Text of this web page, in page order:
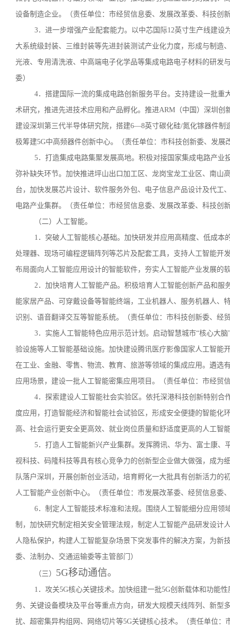
设备制造企业。（责任单位：市经贸信息委、发展改革委、科技创
3．进一步增强产业配套能力。以中芯国际12英寸生产线建
大系统级封装、三维封装等先进封装测试产业化力度，形成与制
光液、专用清洗液、中高端电子化学品等集成电路电子材料的研发
委）
4．搭建国际一流的集成电路创新服务平台。支持建设一批
术研究，推进先进技术应用和产品孵化。推进ARM（中国）深圳
建设深圳第三代半导体研究院，搭建6—8英寸碳化硅/氮化镓器件
极筹建5G中高频器件创新中心。（责任单位：市科技创新委、发展
5．打造集成电路集聚发展高地。积极对接国家集成电路产
弥补缺失环节。加快推进坪山出口加工区、龙岗宝龙工业区、南
台，加快发展芯片设计、软件服务外包、电子信息产品设计及代
电路产业集群。（责任单位：市经贸信息委、发展改革委、科技创
（二）人工智能。
1．突破人工智能核心基础。加快研发并应用高精度、低成
处理器、现场可编程逻辑阵列等芯片及配套工具，支持人工智能
布局面向人工智能应用设计的智能软件，夯实人工智能产业发展的
2．加快培育人工智能产品。积极培育人工智能创新产品和
能家居产品、可穿戴设备等智能终端，工业机器人、服务机器人
识别、语音翻译交互等智能系统。（责任单位：市科技创新委、经
3．实施人工智能特色应用示范计划。启动智慧城市“核心大
验设施等人工智能基础设施。加快建设腾讯医疗影像国家人工智能
在工业、金融、零售、物流、教育、旅游等领域的集成应用。遴选
应用场景，建设一批人工智能密集应用项目。（责任单位：市经贸
4．探索建设人工智能社会实验区。依托深港科技创新特别
度应用，打造智能经济和智能社会试验区，形成安全便捷的智能
高、社会运行更安全更高效、就业岗位质量和舒适度更高的人工智
5．打造人工智能新兴产业集群。发挥腾讯、华为、富士康
视科技、码隆科技等具有核心竞争力的创新型企业做大做强，成为
队落户深圳，开展创新创业活动，培育孵化一大批具有创新活力
人工智能产业创新中心。（责任单位：市发展改革委、经贸信息委
6．制定人工智能技术标准和法规。围绕人工智能细分应用
制，加快研究制定相关安全管理法规，制定人工智能产品研发设计
人隐私保护，构建人工智能复杂场景下突发事件的解决方案，为
委、法制办、交通运输委等主管部门）
（三） 5G移动通信。
1．攻关5G核心关键技术。加快组建一批5G创新载体和功能
务、关键设备模块及平台等重点方向，研发大规模天线阵列、新
扰、超密集异构组网、网络切片等5G关键核心技术。（责任单位：